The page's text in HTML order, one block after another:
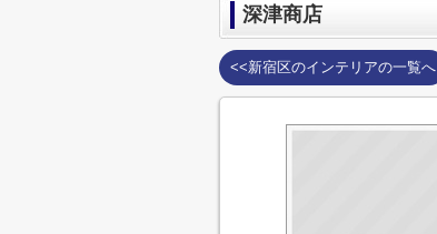
深津商店
<<新宿区のインテリアの一覧へ